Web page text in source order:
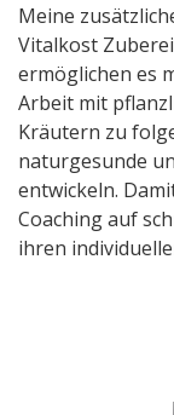
Meine
Vitalkost
ermöglichen es
Arbeit mit
Kräutern zu
naturgesunde
entwickeln.
Coaching auf
ihren